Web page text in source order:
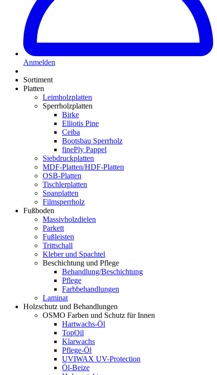
Anmelden
Sortiment
Platten
Leimholzplatten
Sperrholzplatten
Birke
Elliotis Pine
Ceiba
Bootsbau Sperrholz
finePly Pappel
Siebdruckplatten
MDF-Platten/HDF-Platten
OSB-Platten
Tischlerplatten
Spanplatten
Filmsperrholz
Fußboden
Massivholzdielen
Parkett
Fußleisten
Trittschall
Kleber und Spachtel
Beschichtung und Pflege
Behandlung/Beschichtung
Pflege
Farbbehandlungen
Laminat
Holzschutz und Behandlungen
OSMO Farben und Schutz für Innen
Hartwachs-Öl
TopOil
Klarwachs
Pflege-Öl
UVIWAX UV-Protection
Öl-Beize